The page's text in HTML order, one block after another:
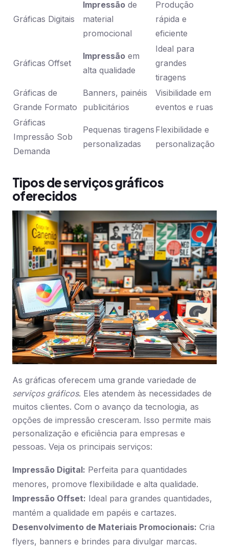
Gráficas Digitais
Impressão de
material
promocional
Produção
rápida e
eficiente
Gráficas Offset
Impressão em
alta qualidade
Ideal para
grandes
tiragens
Gráficas de
Grande Formato
Banners, painéis
publicitários
Visibilidade em
eventos e ruas
Gráficas
Impressão Sob
Demanda
Pequenas tiragens
personalizadas
Flexibilidade e
personalização
Tipos de serviços gráficos
oferecidos
As gráficas oferecem uma grande variedade de
serviços gráficos. Eles atendem às necessidades de
muitos clientes. Com o avanço da tecnologia, as
opções de impressão cresceram. Isso permite mais
personalização e eficiência para empresas e
pessoas. Veja os principais serviços:
Impressão Digital: Perfeita para quantidades
menores, promove flexibilidade e alta qualidade.
Impressão Offset: Ideal para grandes quantidades,
mantém a qualidade em papéis e cartazes.
Desenvolvimento de Materiais Promocionais: Cria
flyers, banners e brindes para divulgar marcas.